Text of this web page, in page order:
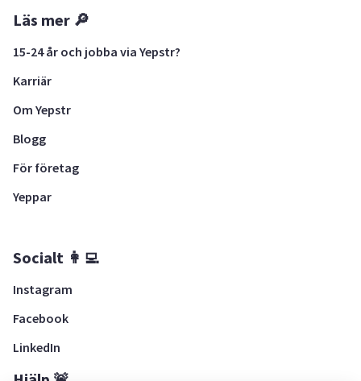
Läs mer 🔎
15-24 år och jobba via Yepstr?
Karriär
Om Yepstr
Blogg
För företag
Yeppar
Socialt 👩‍💻
Instagram
Facebook
LinkedIn